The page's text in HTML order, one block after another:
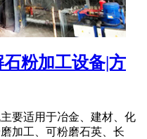
粉加工设备|方
要适用于冶金、建材、化
加工、可粉磨石英、长